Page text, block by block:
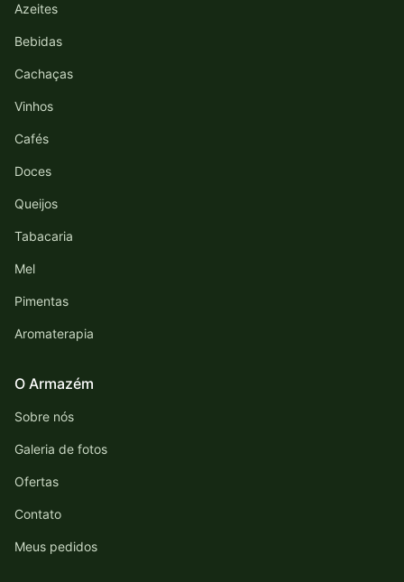
Azeites
Bebidas
Cachaças
Vinhos
Cafés
Doces
Queijos
Tabacaria
Mel
Pimentas
Aromaterapia
O Armazém
Sobre nós
Galeria de fotos
Ofertas
Contato
Meus pedidos